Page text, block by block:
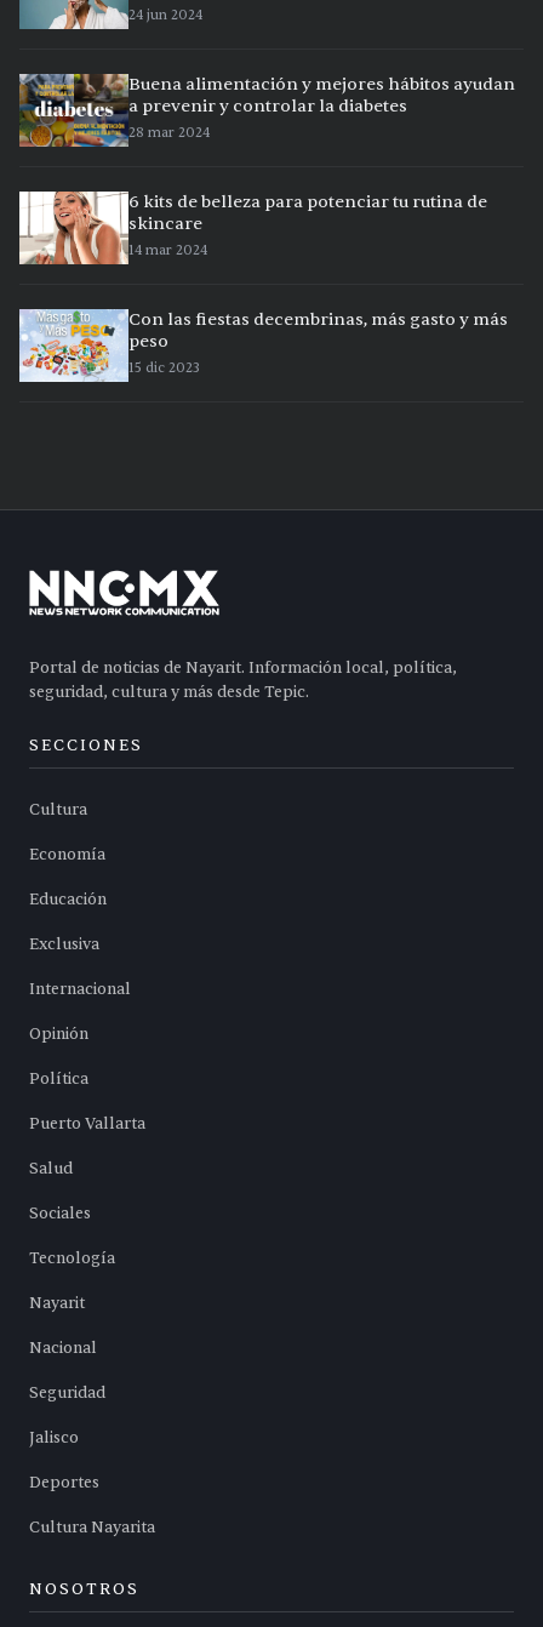
24 jun 2024
Buena alimentación y mejores hábitos ayudan
a prevenir y controlar la diabetes
28 mar 2024
6 kits de belleza para potenciar tu rutina de
skincare
14 mar 2024
Con las fiestas decembrinas, más gasto y más
peso
15 dic 2023
Portal de noticias de Nayarit. Información local, política,
seguridad, cultura y más desde Tepic.
SECCIONES
Cultura
Economía
Educación
Exclusiva
Internacional
Opinión
Política
Puerto Vallarta
Salud
Sociales
Tecnología
Nayarit
Nacional
Seguridad
Jalisco
Deportes
Cultura Nayarita
NOSOTROS